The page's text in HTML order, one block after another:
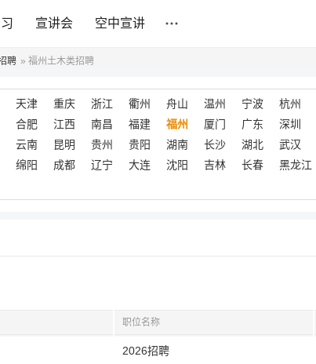
宣讲会 空中宣讲
聘 » 福州土木类招聘
天津 重庆 浙江 衢州 舟山 温州 宁波 杭州
合肥 江西 南昌 福建 福州 厦门 广东 深圳
云南 昆明 贵州 贵阳 湖南 长沙 湖北 武汉
绵阳 成都 辽宁 大连 沈阳 吉林 长春 黑龙江
职位名称
2026招聘